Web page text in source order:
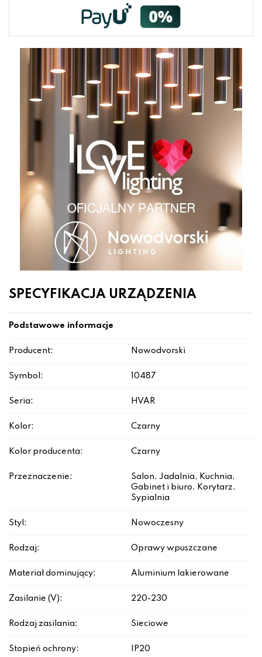
SPECYFIKACJA URZĄDZENIA
Podstawowe informacje
Producent: Nowodvorski
Symbol: 10487
Seria: HVAR
Kolor: Czarny
Kolor producenta: Czarny
Przeznaczenie:
Salon, Jadalnia, Kuchnia,
Gabinet i biuro, Korytarz,
Sypialnia
Styl: Nowoczesny
Rodzaj: Oprawy wpuszczane
Materiał dominujący: Aluminium lakierowane
Zasilanie (V): 220-230
Rodzaj zasilania: Sieciowe
Stopień ochrony: IP20